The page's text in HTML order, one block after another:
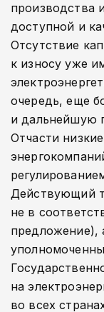
производства
доступной и
Отсутствие
к износу уже
очередь, еще
и дальнейшую
Отчасти
Действующий
не в
предложение),
на
во всех